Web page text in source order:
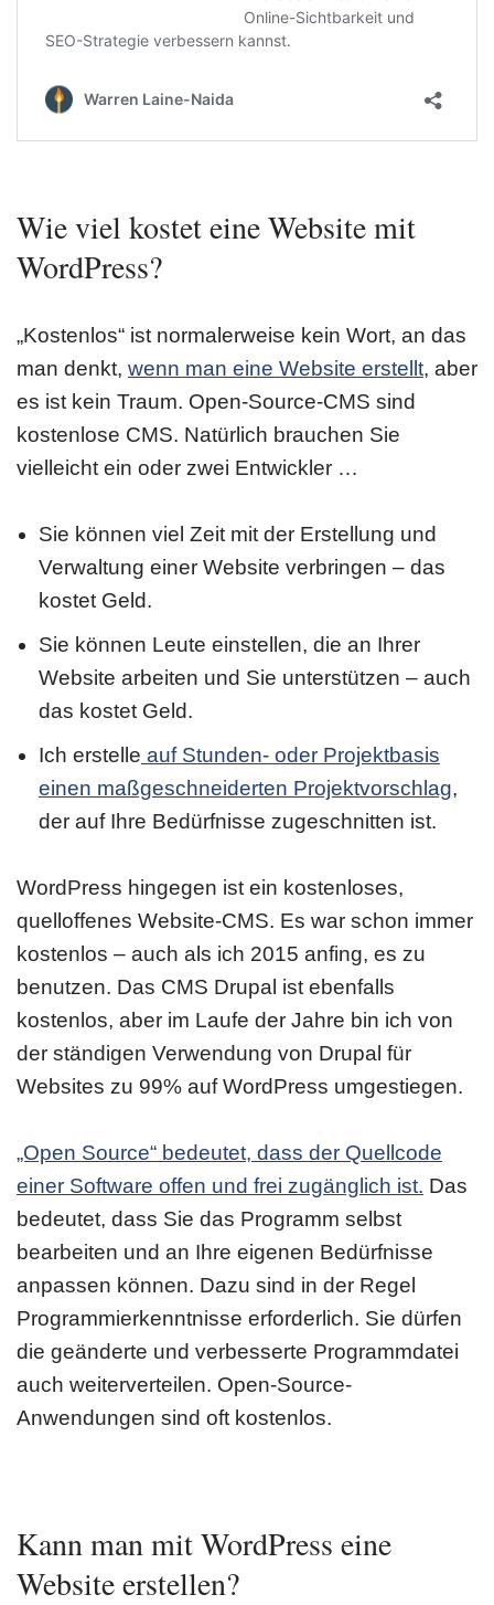
Wie viel kostet eine Website mit
WordPress?
„Kostenlos“ ist normalerweise kein Wort, an das
man denkt, wenn man eine Website erstellt, aber
es ist kein Traum. Open-Source-CMS sind
kostenlose CMS. Natürlich brauchen Sie
vielleicht ein oder zwei Entwickler …
Sie können viel Zeit mit der Erstellung und
Verwaltung einer Website verbringen – das
kostet Geld.
Sie können Leute einstellen, die an Ihrer
Website arbeiten und Sie unterstützen – auch
das kostet Geld.
Ich erstelle auf Stunden- oder Projektbasis
einen maßgeschneiderten Projektvorschlag,
der auf Ihre Bedürfnisse zugeschnitten ist.
WordPress hingegen ist ein kostenloses,
quelloffenes Website-CMS. Es war schon immer
kostenlos – auch als ich 2015 anfing, es zu
benutzen. Das CMS Drupal ist ebenfalls
kostenlos, aber im Laufe der Jahre bin ich von
der ständigen Verwendung von Drupal für
Websites zu 99% auf WordPress umgestiegen.
„Open Source“ bedeutet, dass der Quellcode
einer Software offen und frei zugänglich ist. Das
bedeutet, dass Sie das Programm selbst
bearbeiten und an Ihre eigenen Bedürfnisse
anpassen können. Dazu sind in der Regel
Programmierkenntnisse erforderlich. Sie dürfen
die geänderte und verbesserte Programmdatei
auch weiterverteilen. Open-Source-
Anwendungen sind oft kostenlos.
Kann man mit WordPress eine
Website erstellen?